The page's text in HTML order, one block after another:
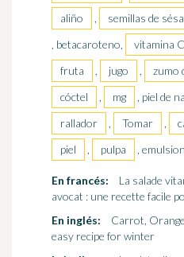
aliño
, semillas de
, betacaroteno,
vitamina C
fruta
, jugo , zumo
cóctel
, mg , piel de
rallador
, Tomar ,
piel
, pulpa ,
En francés:
La salade
avocat : une recette facile
En inglés:
Carrot,
easy recipe for winter